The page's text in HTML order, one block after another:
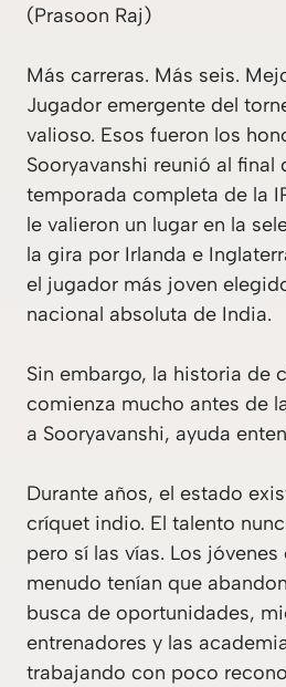
(Prasoon Raj)
Más carreras. Más seis.
Jugador emergente del
valioso. Esos fueron los
Sooryavanshi reunió al final
temporada completa de la
le valieron un lugar en la
la gira por Irlanda e
el jugador más joven
nacional absoluta de India.
Sin embargo, la historia de
comienza mucho antes de
a Sooryavanshi, ayuda
Durante años, el estado
críquet indio. El talento
pero sí las vías. Los
menudo tenían que
busca de oportunidades,
entrenadores y las
trabajando con poco